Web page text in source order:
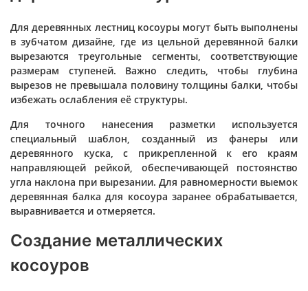
Для деревянных лестниц косоуры могут быть выполнены
в зубчатом дизайне, где из цельной деревянной балки
вырезаются треугольные сегменты, соответствующие
размерам ступеней. Важно следить, чтобы глубина
вырезов не превышала половину толщины балки, чтобы
избежать ослабления её структуры.
Для точного нанесения разметки используется
специальный шаблон, созданный из фанеры или
деревянного куска, с прикрепленной к его краям
направляющей рейкой, обеспечивающей постоянство
угла наклона при вырезании. Для равномерности выемок
деревянная балка для косоура заранее обрабатывается,
выравнивается и отмеряется.
Создание металлических
косоуров